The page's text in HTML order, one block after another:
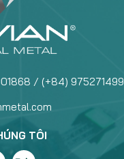
/ (+84) 975271499
TÔI